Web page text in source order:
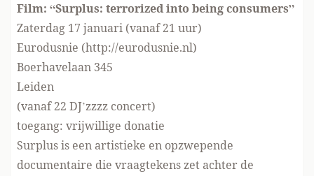
Film: “Surplus: terrorized into being consumers”
Zaterdag 17 januari (vanaf 21 uur)
Eurodusnie (http://eurodusnie.nl)
Boerhavelaan 345
Leiden
(vanaf 22 DJ’zzzz concert)
toegang: vrijwillige donatie
Surplus is een artistieke en opzwepende
documentaire die vraagtekens zet achter de